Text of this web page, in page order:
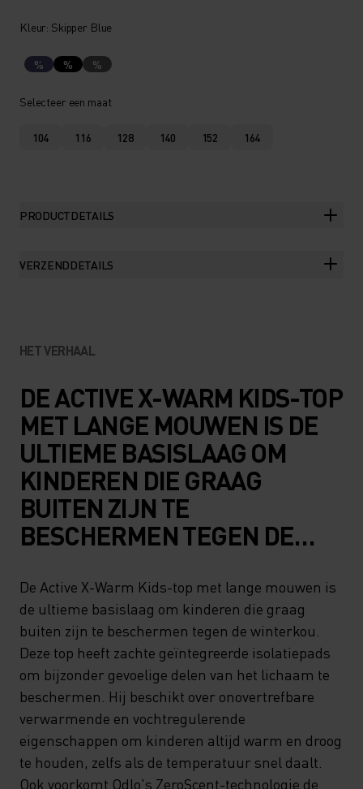
Kleur: Skipper Blue
% % %
Selecteer een maat
104 116 128 140 152 164
PRODUCTDETAILS
VERZENDDETAILS
HET VERHAAL
DE ACTIVE X-WARM KIDS-TOP
MET LANGE MOUWEN IS DE
ULTIEME BASISLAAG OM
KINDEREN DIE GRAAG
BUITEN ZIJN TE
BESCHERMEN TEGEN DE
HEEFT ZACHTE
GEÏNTEGREERDE
ISOLATIEPADS OM
BIJZONDER GEVOELIGE
DELEN VAN HET LICHAAM TE
BESCHERMEN. HIJ BESCHIKT
OVER ONOVERTREFBARE
De Active X-Warm Kids-top met lange mouwen is
de ultieme basislaag om kinderen die graag
buiten zijn te beschermen tegen de winterkou.
Deze top heeft zachte geïntegreerde isolatiepads
om bijzonder gevoelige delen van het lichaam te
beschermen. Hij beschikt over onovertrefbare
verwarmende en vochtregulerende
eigenschappen om kinderen altijd warm en droog
te houden, zelfs als de temperatuur snel daalt.
Ook voorkomt Odlo's ZeroScent-technologie de